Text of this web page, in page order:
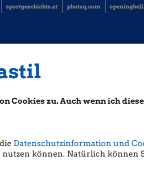
Cookies zu. Auch wenn ich
Datenschutzinformation und
können. Natürlich können
sportgeschichte.at photaq.com